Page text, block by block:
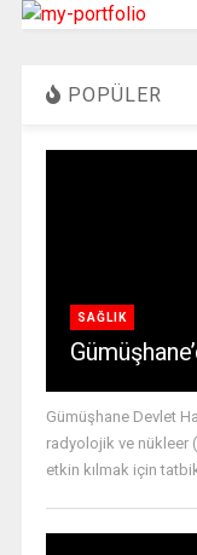
POPÜLER
SAĞLIK
Gümüşhane Devlet
radyolojik ve nükleer
etkin kılmak için